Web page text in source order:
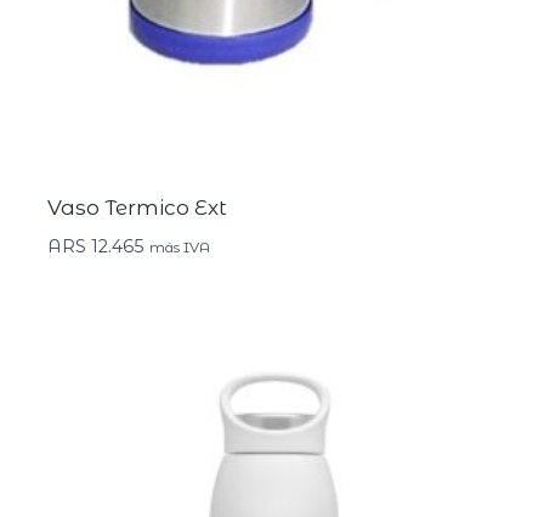
Vaso Termico Ext
ARS 12.465 más IVA